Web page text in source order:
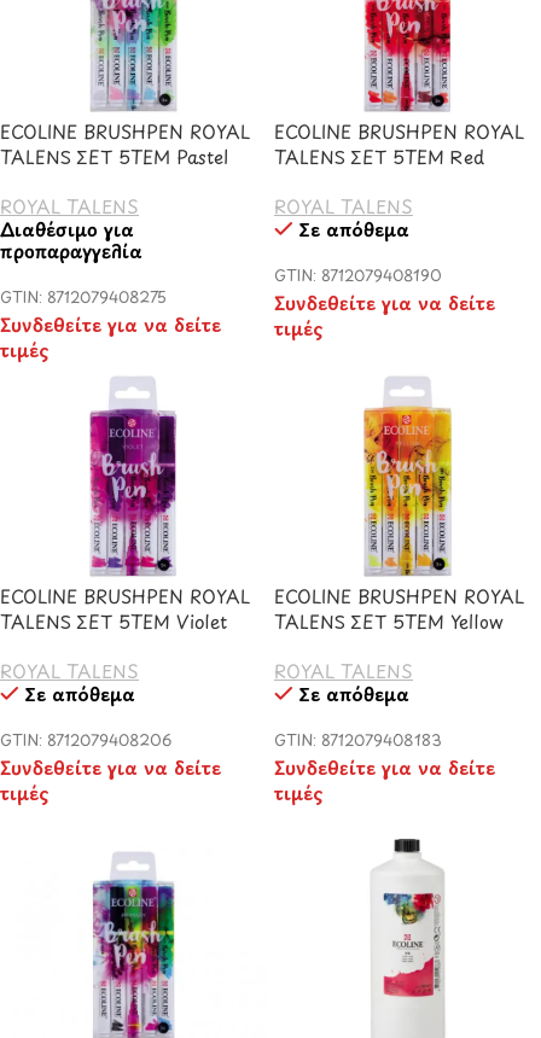
ECOLINE BRUSHPEN ROYAL
TALENS ΣΕΤ 5TEM Pastel
ROYAL TALENS
Διαθέσιμο για
προπαραγγελία
GTIN: 8712079408275
Συνδεθείτε για να δείτε
τιμές
ECOLINE BRUSHPEN ROYAL
TALENS ΣΕΤ 5TEM Red
ROYAL TALENS
Σε απόθεμα
GTIN: 8712079408190
Συνδεθείτε για να δείτε
τιμές
ECOLINE BRUSHPEN ROYAL
TALENS ΣΕΤ 5TEM Violet
ROYAL TALENS
Σε απόθεμα
GTIN: 8712079408206
Συνδεθείτε για να δείτε
τιμές
ECOLINE BRUSHPEN ROYAL
TALENS ΣΕΤ 5TEM Yellow
ROYAL TALENS
Σε απόθεμα
GTIN: 8712079408183
Συνδεθείτε για να δείτε
τιμές